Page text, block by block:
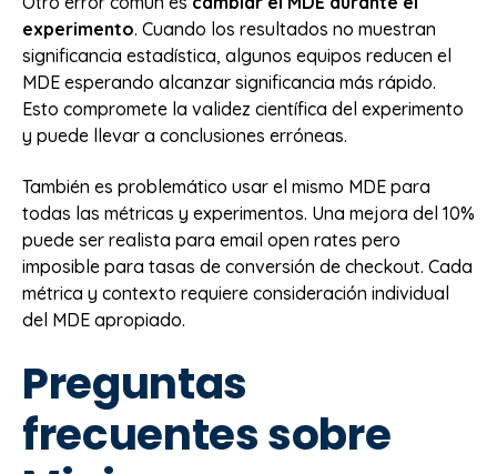
experimento. Cuando los resultados no muestran
significancia estadística, algunos equipos reducen el
MDE esperando alcanzar significancia más rápido.
Esto compromete la validez científica del experimento
y puede llevar a conclusiones erróneas.
También es problemático usar el mismo MDE para
todas las métricas y experimentos. Una mejora del 10%
puede ser realista para email open rates pero
imposible para tasas de conversión de checkout. Cada
métrica y contexto requiere consideración individual
del MDE apropiado.
Preguntas
frecuentes sobre